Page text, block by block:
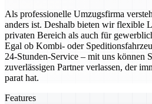
Als professionelle Umzugsfirma
anders ist. Deshalb bieten wir flexible
privaten Bereich als auch für
Egal ob Kombi- oder
24-Stunden-Service – mit uns können
zuverlässigen Partner verlassen, der
parat hat.
Features